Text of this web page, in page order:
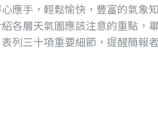
手，輕鬆愉快，豐富的氣象
各層天氣圖應該注意的重點，
列三十項重要細節，提醒簡報